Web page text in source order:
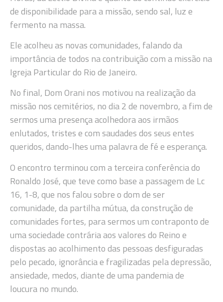
de disponibilidade para a missão, sendo sal, luz e
fermento na massa.
Ele acolheu as novas comunidades, falando da
importância de todos na contribuição com a missão na
Igreja Particular do Rio de Janeiro.
No final, Dom Orani nos motivou na realização da
missão nos cemitérios, no dia 2 de novembro, a fim de
sermos uma presença acolhedora aos irmãos
enlutados, tristes e com saudades dos seus entes
queridos, dando-lhes uma palavra de fé e esperança.
O encontro terminou com a terceira conferência do
Ronaldo José, que teve como base a passagem de Lc
16, 1-8, que nos falou sobre o dom de ser
comunidade, da partilha mútua, da construção de
comunidades fortes, para sermos um contraponto de
uma sociedade contrária aos valores do Reino e
dispostas ao acolhimento das pessoas desfiguradas
pelo pecado, ignorância e fragilizadas pela depressão,
ansiedade, medos, diante de uma pandemia de
loucura no mundo.